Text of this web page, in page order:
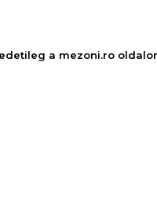
a mezoni.ro